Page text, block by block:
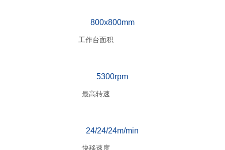
800x800mm
工作台面积
5300rpm
最高转速
24/24/24m/min
快移速度